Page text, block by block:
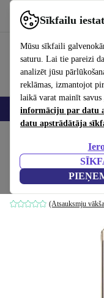
Sīkfailu
Mūsu sīkfaili
saturu. Lai tie pareizi
analizēt jūsu
reklāmas, izmantojot
laikā varat mainīt savus
informāciju par datu
datu apstrādātāja
Izmantojiet refurbed
Viedtālruņi Portatīvie
Huawei Mate
128 GB | gold
(Atsauksmju